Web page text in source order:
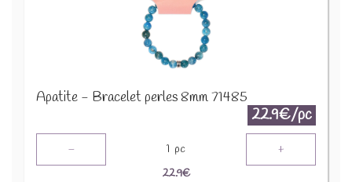
Apatite - Bracelet perles 8mm 71485
22.9€/pc
- 1 pc +
22.9€